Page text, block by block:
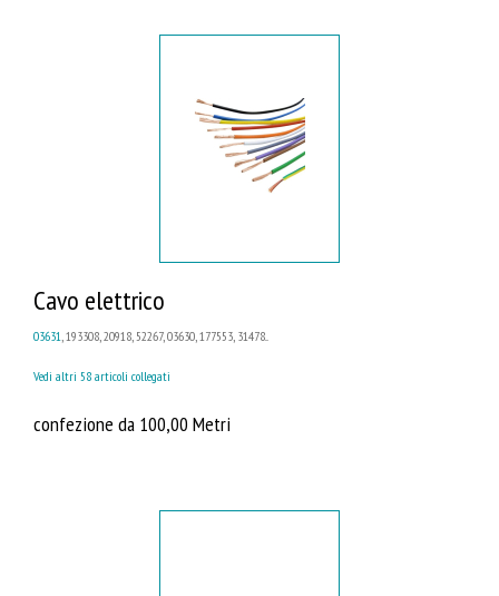
Cavo elettrico
03631 , 193308, 20918, 52267, 03630, 177553, 31478...
Vedi altri 58 articoli collegati
confezione da 100,00 Metri